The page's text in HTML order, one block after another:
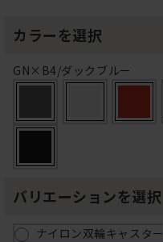
カラーを選択
GN×B4/ダックブルー
バリエーションを選択
ナイロン双輪キャスター